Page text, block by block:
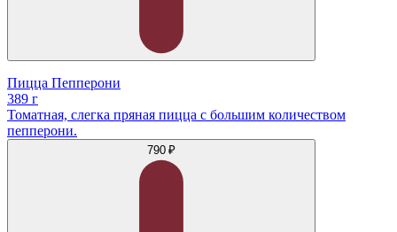
Пицца Пепперони
389 г
Томатная, слегка пряная пицца с большим количеством
пепперони.
790 ₽